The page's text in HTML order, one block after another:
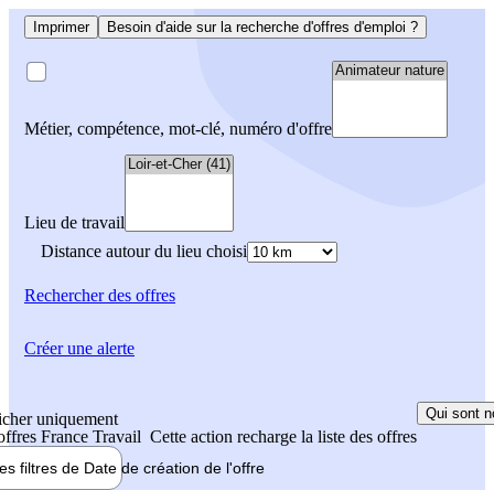
Imprimer Besoin d'aide sur la recherche d'offres d'emploi ?
Métier, compétence, mot-clé, numéro d'offre
Lieu de travail
Distance autour du lieu choisi
Rechercherdes offres
uniquement
France Travail Cette action recharge la liste des offres
Qui sont
filtres de Date de création de l'offre
Créer une alerte